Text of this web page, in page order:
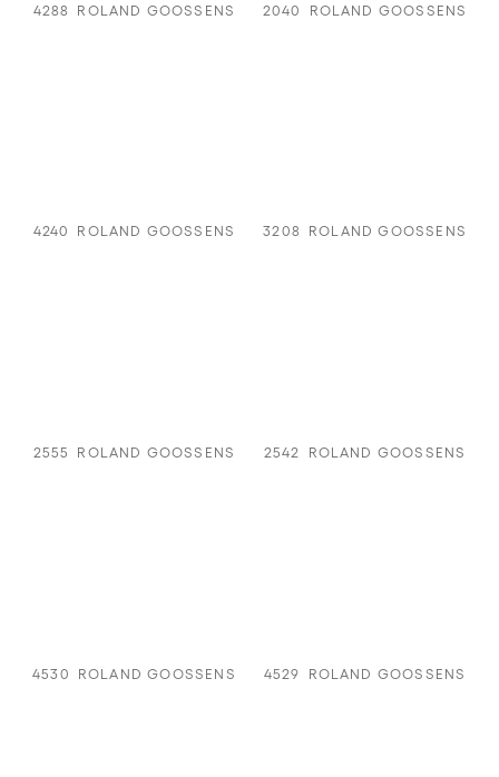
4288 ROLAND GOOSSENS 2040 ROLAND GOOSSENS
4240 ROLAND GOOSSENS 3208 ROLAND GOOSSENS
2555 ROLAND GOOSSENS 2542 ROLAND GOOSSENS
4530 ROLAND GOOSSENS 4529 ROLAND GOOSSENS